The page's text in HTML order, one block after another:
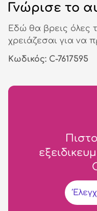
Γνώρισε το
Εδώ θα βρεις όλες
χρειάζεσαι για να
Κωδικός: C-7617595